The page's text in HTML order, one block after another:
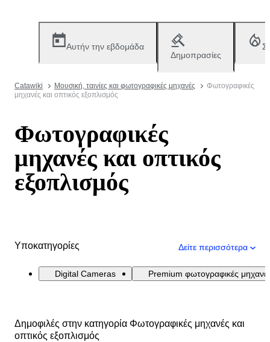
Αυτήν την εβδομάδα
Δημοπρασίες
Catawiki Μουσική, ταινίες και φωτογραφικές μηχανές
Φωτογραφικές
μηχανές και οπτικός εξοπλισμός
Φωτογραφικές
μηχανές και οπτικός
εξοπλισμός
Υποκατηγορίες Δείτε περισσότερα
Digital Cameras Premium φωτογραφικές
Δημοφιλές στην κατηγορία Φωτογραφικές μηχανές και
οπτικός εξοπλισμός